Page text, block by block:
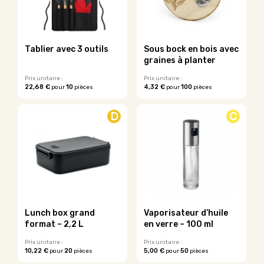
Tablier avec 3 outils
Prix unitaire :
22,68 € pour10 pièces
Sous bock en bois avec
graines à planter
Prix unitaire :
4,32 €pour100pièces
sur
du
produit
D
Lunch box grand
format – 2,2 L
Prix unitaire :
10,22 € pour20 pièces
C
Vaporisateur d’huile
en verre – 100 ml
Prix unitaire :
5,00 €pour50pièces